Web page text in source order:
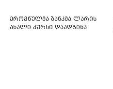
ეროვნულმა ბანკმა ლარის
ახალი კურსი დაადგინა